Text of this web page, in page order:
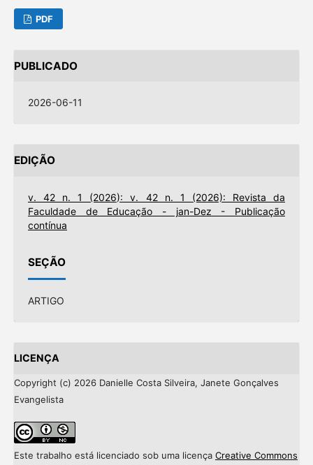
PDF
PUBLICADO
2026-06-11
EDIÇÃO
v. 42 n. 1 (2026): v. 42 n. 1 (2026): Revista da
Faculdade de Educação - jan-Dez - Publicação
contínua
SEÇÃO
ARTIGO
LICENÇA
Copyright (c) 2026 Danielle Costa Silveira, Janete Gonçalves
Evangelista
Este trabalho está licenciado sob uma licença Creative Commons